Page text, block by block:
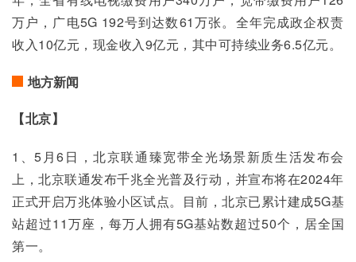
万户，广电5G 192号到达数61万张。全年完成政企权责
收入10亿元，现金收入9亿元，其中可持续业务6.5亿元。
地方新闻
【北京】
1、5月6日，北京联通臻宽带全光场景新质生活发布会
上，北京联通发布千兆全光普及行动，并宣布将在2024年
正式开启万兆体验小区试点。目前，北京已累计建成5G基
站超过11万座，每万人拥有5G基站数超过50个，居全国
第一。